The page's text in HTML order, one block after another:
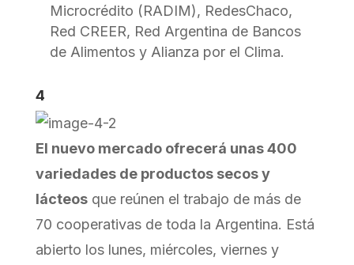
Microcrédito (RADIM), RedesChaco,
Red CREER, Red Argentina de Bancos
de Alimentos y Alianza por el Clima.
4
El nuevo mercado ofrecerá unas 400
variedades de productos secos y
lácteosque reúnen el trabajo de más de
70 cooperativas de toda la Argentina. Está
abierto los lunes, miércoles, viernes y